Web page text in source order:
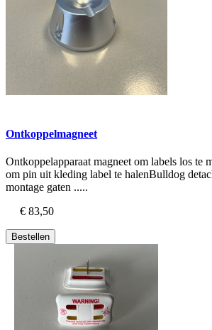
Ontkoppelmagneet
Ontkoppelapparaat magneet om labels los te
om pin uit kleding label te halenBulldog
montage gaten .....
€ 83,50
Bestellen